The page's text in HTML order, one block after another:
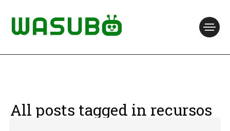
All posts tagged in recursos